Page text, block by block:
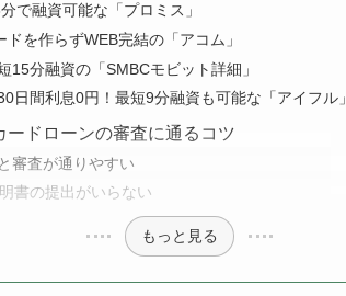
で融資可能な「プロミス」
を作らずWEB完結の「アコム」
15分融資の「SMBCモビット詳細」
日間利息0円！最短9分融資も可能な「アイフル」
ードローンの審査に通るコツ
審査が通りやすい
書の提出がいらない
もっと見る